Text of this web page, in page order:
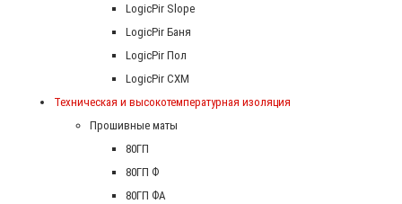
LogicPir Slope
LogicPir Баня
LogicPir Пол
LogicPir СХМ
Техническая и высокотемпературная изоляция
Прошивные маты
80ГП
80ГП Ф
80ГП ФА